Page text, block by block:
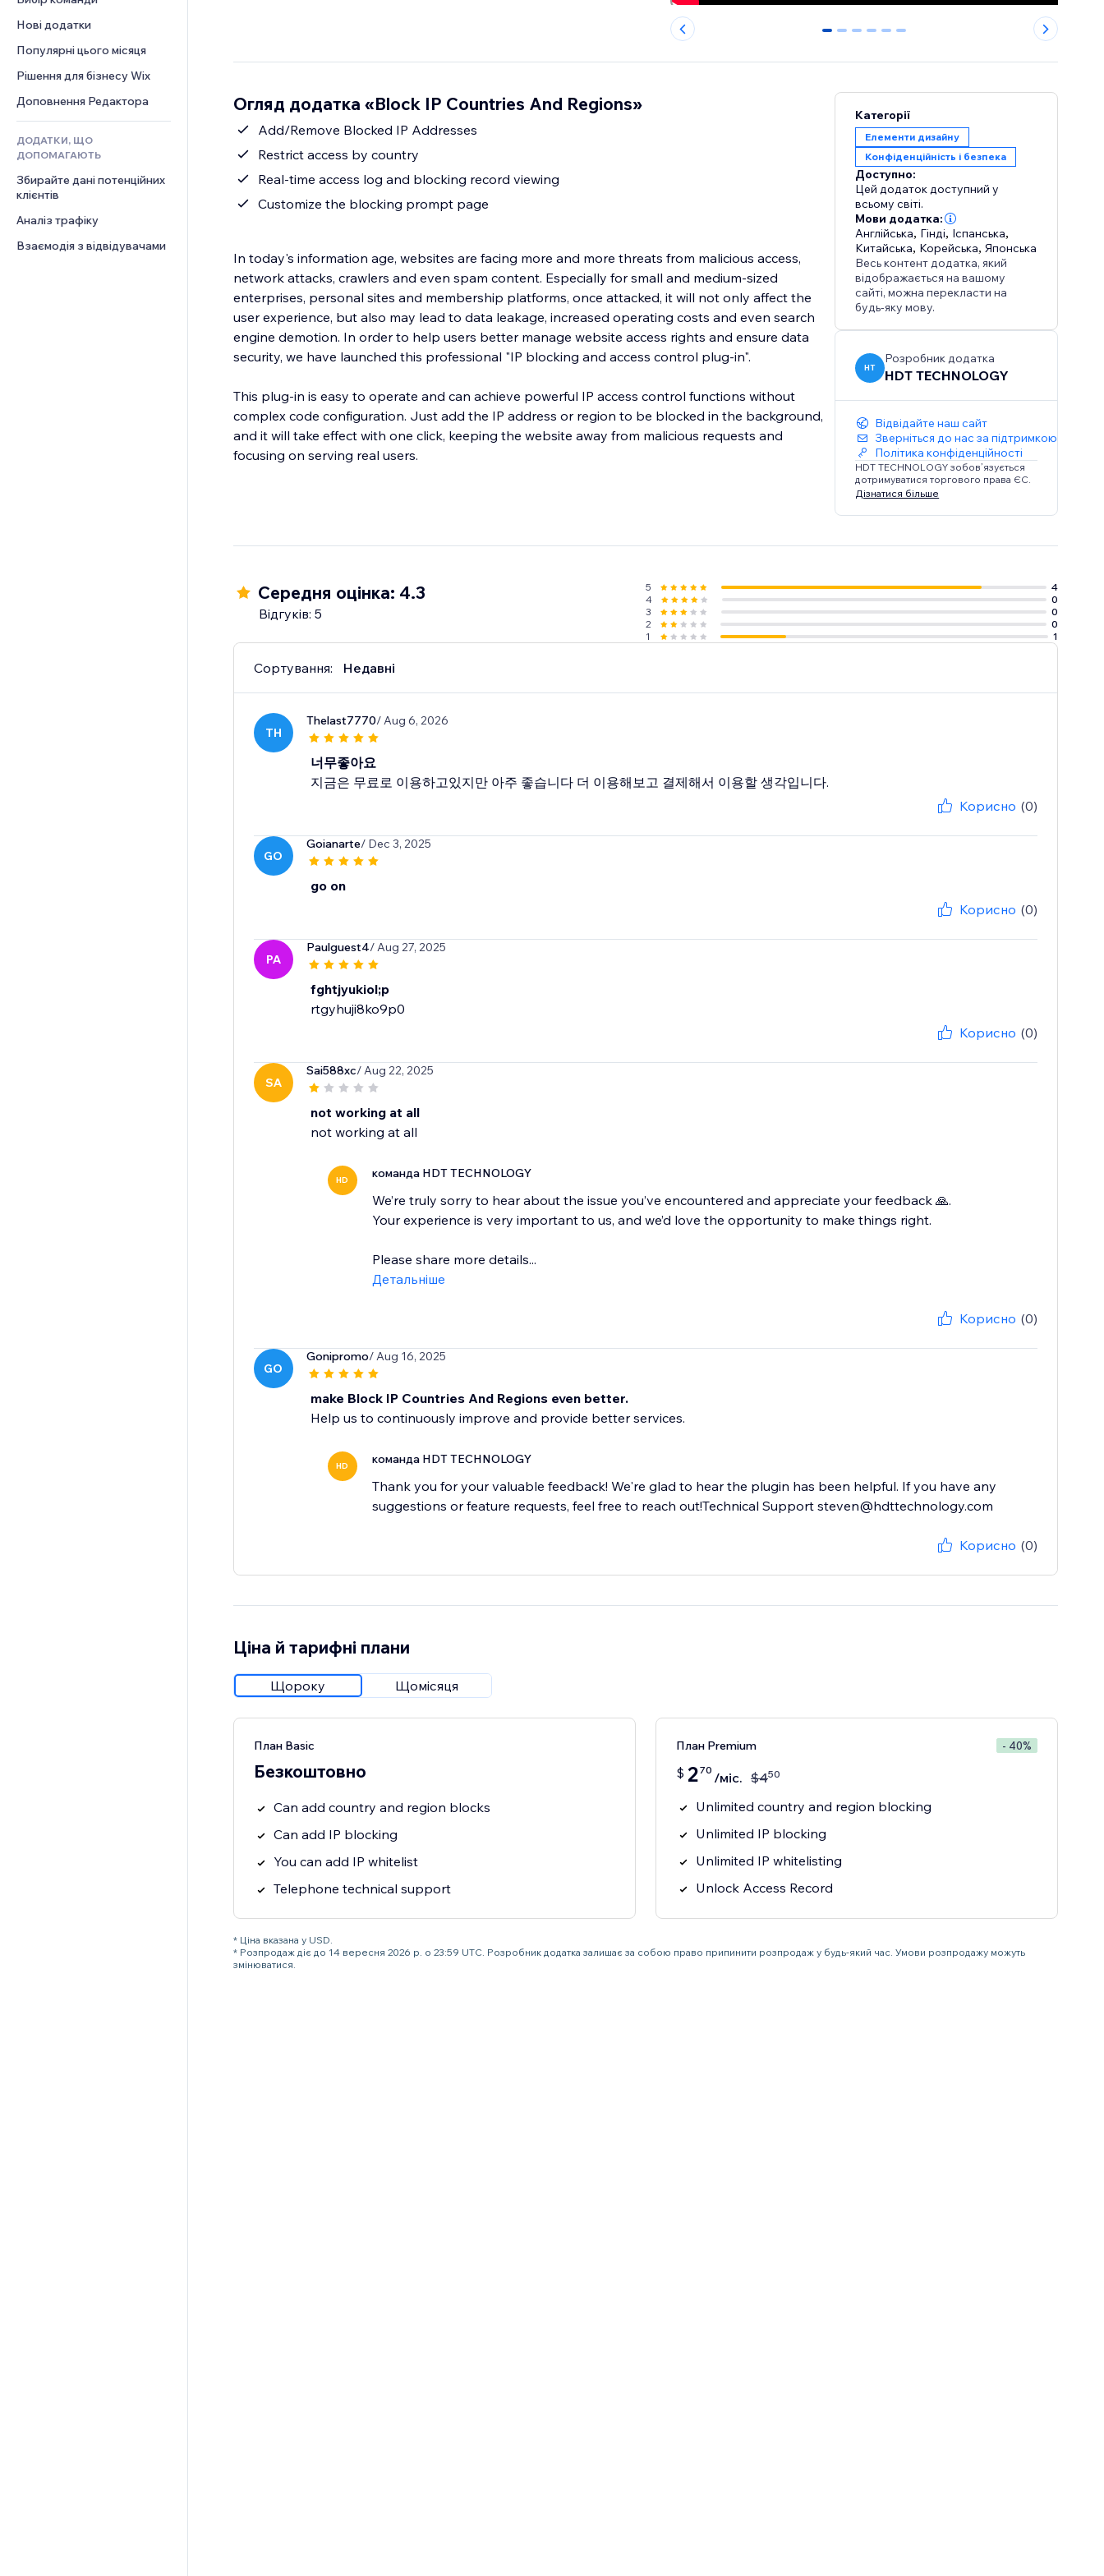
Рішення для складів
Дропшипінг
Тарифні плани й підписки
Краудфандинг
Їжа та напої
PDF
Обмін файлами
Новини
Шаблони сторінок
Ефекти зображення
Кнопки та меню
Банери та бейджі
Калькулятори
Пошук
Погода
Графіки й таблиці
Опитування
Чат
Коментарі
Телефон
Спільнота
Відгуки
CRM
Нові додатки
Популярні цього місяця
Рішення для бізнесу Wix
Доповнення Редактора
ДОДАТКИ, ЩО
ДОПОМАГАЮТЬ
Збирайте дані потенційних
клієнтів
Аналіз трафіку
Взаємодія з відвідувачами
0 1 2 3 4 5
Огляд додатка «Block IP Countries And Regions»
Add/Remove Blocked IP Addresses
Restrict access by country
Real-time access log and blocking record viewing
Customize the blocking prompt page
In today's information age, websites are facing more and more threats from malicious access,
network attacks, crawlers and even spam content. Especially for small and medium-sized
enterprises, personal sites and membership platforms, once attacked, it will not only affect the
user experience, but also may lead to data leakage, increased operating costs and even search
engine demotion. In order to help users better manage website access rights and ensure data
security, we have launched this professional "IP blocking and access control plug-in".
This plug-in is easy to operate and can achieve powerful IP access control functions without
complex code configuration. Just add the IP address or region to be blocked in the background,
and it will take effect with one click, keeping the website away from malicious requests and
focusing on serving real users.
Категорії
Елементи дизайну
Конфіденційність і безпека
Доступно:
Цей додаток доступний у
всьому світі.
Мови додатка:
Англійська, Гінді, Іспанська,
Китайська, Корейська,Японська
Весь контент додатка, який
відображається на вашому
сайті, можна перекласти на
будь-яку мову.
HT
Розробник додатка
HDT TECHNOLOGY
Відвідайте наш сайт
Зверніться до нас за підтримкою
Політика конфіденційності
HDT TECHNOLOGY зобов’язується
дотримуватися торгового права ЄС.
Дізнатися більше
Середня оцінка: 4.3
Відгуків: 5
5
4
4
0
3
0
2
0
1
1
Сортування: Недавні
TH
Thelast7770/ Aug 6, 2026
너무좋아요
지금은 무료로 이용하고있지만 아주 좋습니다 더 이용해보고 결제해서 이용할 생각입니다.
Корисно (0)
GO
Goianarte/ Dec 3, 2025
go on
Корисно (0)
PA
Paulguest4/ Aug 27, 2025
fghtjyukiol;p
rtgyhuji8ko9p0
Корисно (0)
SA
Sai588xc/ Aug 22, 2025
not working at all
not working at all
HD команда HDT TECHNOLOGY
We’re truly sorry to hear about the issue you’ve encountered and appreciate your feedback 🙏.
Your experience is very important to us, and we’d love the opportunity to make things right.
Please share more details...
Детальніше
Корисно (0)
GO
Gonipromo/ Aug 16, 2025
make Block IP Countries And Regions even better.
Help us to continuously improve and provide better services.
HD команда HDT TECHNOLOGY
Thank you for your valuable feedback! We're glad to hear the plugin has been helpful. If you have any
suggestions or feature requests, feel free to reach out!Technical Support steven@hdttechnology.com
Корисно (0)
Ціна й тарифні плани
Щороку Щомісяця
План Basic
Безкоштовно
Can add country and region blocks
Can add IP blocking
You can add IP whitelist
Telephone technical support
План Premium - 40%
$ 270 /міс. $450
Unlimited country and region blocking
Unlimited IP blocking
Unlimited IP whitelisting
Unlock Access Record
* Ціна вказана у USD.
* Розпродаж діє до 14 вересня 2026 р. о 23:59 UTC. Розробник додатка залишає за собою право припинити розпродаж у будь-який час. Умови розпродажу можуть
змінюватися.